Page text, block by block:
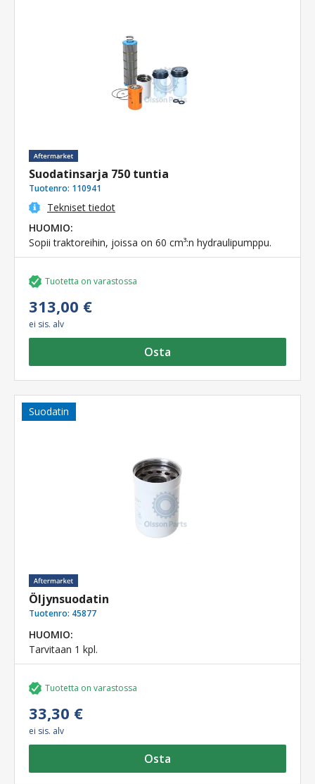
Suodatinsarja 750 tuntia
Tuotenro: 110941
Tekniset tiedot
HUOMIO:
Sopii traktoreihin, joissa on 60 cm³:n hydraulipumppu.
Tuotetta on varastossa
313,00 €
ei sis. alv
Osta
Suodatin
Öljynsuodatin
Tuotenro: 45877
HUOMIO:
Tarvitaan 1 kpl.
Tuotetta on varastossa
33,30 €
ei sis. alv
Osta